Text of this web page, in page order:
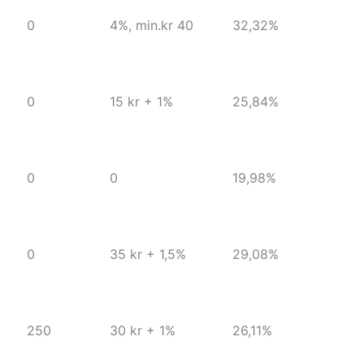
0 4%, min.kr 40 32,32%
0 15 kr + 1% 25,84%
0 0 19,98%
0 35 kr + 1,5% 29,08%
250 30 kr + 1% 26,11%